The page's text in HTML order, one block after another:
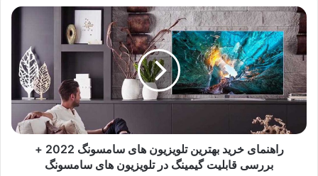
راهنمای خرید بهترین تلویزیون های سامسونگ 2022 +
بررسی قابلیت گیمینگ در تلویزیون های سامسونگ